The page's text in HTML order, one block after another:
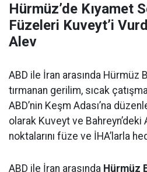
Hürmüz’de Kıyamet
Füzeleri Kuveyt’i
Alev
ABD ile İran arasında Hürmüz
tırmanan gerilim, sıcak
ABD’nin Keşm Adası’na
olarak Kuveyt ve
noktalarını füze ve İHA’larla
ABD ile İran arasında Hürmüz